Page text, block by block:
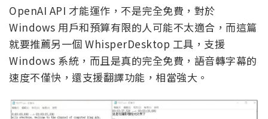
OpenAI API 才能運作，不是完全免費，對於
Windows 用戶和預算有限的人可能不太適合，而這篇
就要推薦另一個 WhisperDesktop 工具，支援
Windows 系統，而且是真的完全免費，語音轉字幕的
速度不僅快，還支援翻譯功能，相當強大。